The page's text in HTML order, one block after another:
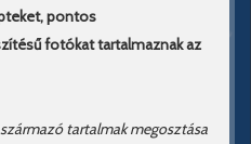
pontos
fotókat tartalmaznak az
tartalmak megosztása